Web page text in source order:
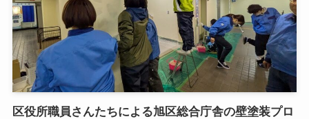
区役所職員さんたちによる旭区総合庁舎の壁塗装プロ